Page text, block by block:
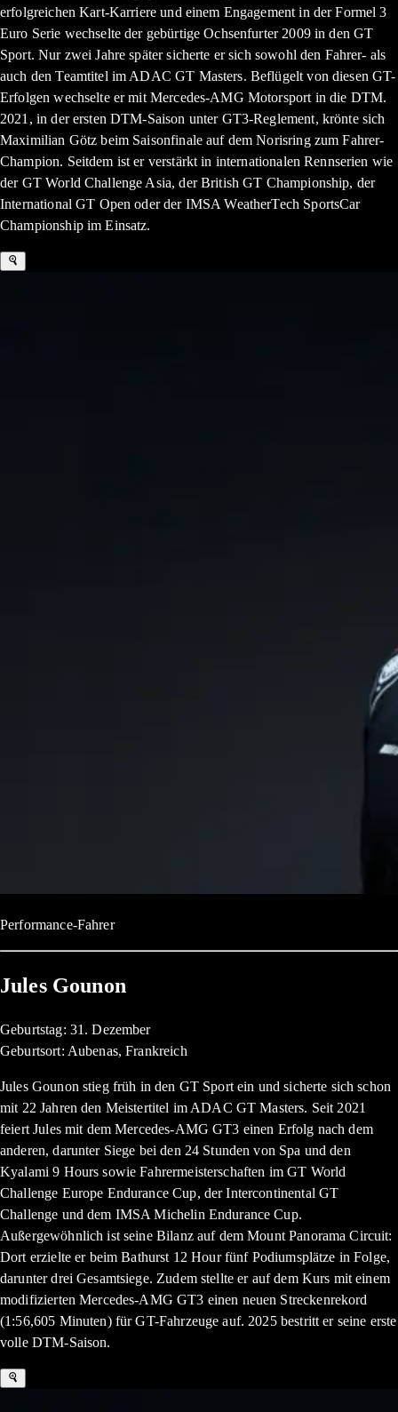
erfolgreichen Kart-Karriere und einem Engagement in der Formel 3
Euro Serie wechselte der gebürtige Ochsenfurter 2009 in den GT
Sport. Nur zwei Jahre später sicherte er sich sowohl den Fahrer- als
auch den Teamtitel im ADAC GT Masters. Beflügelt von diesen GT-
Erfolgen wechselte er mit Mercedes-AMG Motorsport in die DTM.
2021, in der ersten DTM-Saison unter GT3-Reglement, krönte sich
Maximilian Götz beim Saisonfinale auf dem Norisring zum Fahrer-
Champion. Seitdem ist er verstärkt in internationalen Rennserien wie
der GT World Challenge Asia, der British GT Championship, der
International GT Open oder der IMSA WeatherTech SportsCar
Championship im Einsatz.
Performance-Fahrer
Jules Gounon
Geburtstag: 31. Dezember
Geburtsort: Aubenas, Frankreich
Jules Gounon stieg früh in den GT Sport ein und sicherte sich schon
mit 22 Jahren den Meistertitel im ADAC GT Masters. Seit 2021
feiert Jules mit dem Mercedes-AMG GT3 einen Erfolg nach dem
anderen, darunter Siege bei den 24 Stunden von Spa und den
Kyalami 9 Hours sowie Fahrermeisterschaften im GT World
Challenge Europe Endurance Cup, der Intercontinental GT
Challenge und dem IMSA Michelin Endurance Cup.
Außergewöhnlich ist seine Bilanz auf dem Mount Panorama Circuit:
Dort erzielte er beim Bathurst 12 Hour fünf Podiumsplätze in Folge,
darunter drei Gesamtsiege. Zudem stellte er auf dem Kurs mit einem
modifizierten Mercedes-AMG GT3 einen neuen Streckenrekord
(1:56,605 Minuten) für GT-Fahrzeuge auf. 2025 bestritt er seine erste
volle DTM-Saison.